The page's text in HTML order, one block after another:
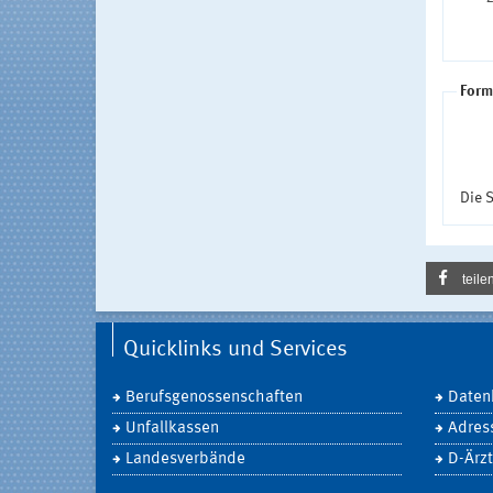
Die
Quicklinks und Services
Berufsgenossenschaften
Unfallkassen
Landesverbände
D-